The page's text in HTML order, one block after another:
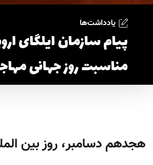
یادداشت‌ها
پیام سازمان ایلگای
مناسبت روز جهانی
هجدهم دسامبر، روز بین